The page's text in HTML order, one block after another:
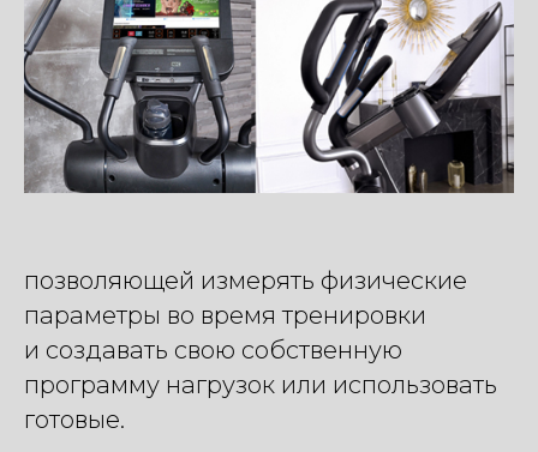
позволяющей измерять физические
параметры во время тренировки
и создавать свою собственную
программу нагрузок или использовать
готовые.